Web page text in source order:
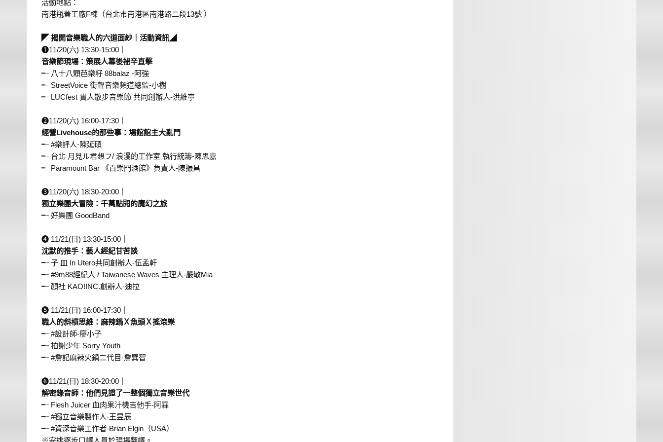
活動地點：
南港瓶蓋工廠F棟（台北市南港區南港路二段13號 ）
◤揭開音樂職人的六道面紗｜活動資訊◢
❶11/20(六) 13:30-15:00｜
音樂節現場：策展人幕後祕辛直擊
╾ 八十八顆芭樂籽 88balaz -阿強
╾ StreetVoice 街聲音樂頻道總監-小樹
╾ LUCfest 貴人散步音樂節 共同創辦人-洪維寧
❷11/20(六) 16:00-17:30｜
經營Livehouse的那些事：場館館主大亂鬥
╾ #樂評人-陳延碩
╾ 台北 月見ル君想フ/ 浪漫的工作室 執行統籌-陳思嘉
╾ Paramount Bar 《百樂門酒館》負責人-陳振昌
❸11/20(六) 18:30-20:00｜
獨立樂團大冒險：千萬點閱的魔幻之旅
╾ 好樂團 GoodBand
❹ 11/21(日) 13:30-15:00｜
沈默的推手：藝人經紀甘苦談
╾ 子 皿 In Utero共同創辦人-伍孟軒
╾ #9m88經紀人 / Taiwanese Waves 主理人-嚴敏Mia
╾ 顏社 KAO!INC.創辦人-迪拉
❺ 11/21(日) 16:00-17:30｜
職人的斜槓思維：麻辣鍋Ｘ魚頭Ｘ搖滾樂
╾ #設計師-廖小子
╾ 拍謝少年 Sorry Youth
╾ #詹記麻辣火鍋二代目-詹巽智
❻11/21(日) 18:30-20:00｜
解密錄音師：他們見證了一整個獨立音樂世代
╾ Flesh Juicer 血肉果汁機吉他手-阿霖
╾ #獨立音樂製作人-王昱辰
╾ #資深音樂工作者-Brian Elgin（USA）